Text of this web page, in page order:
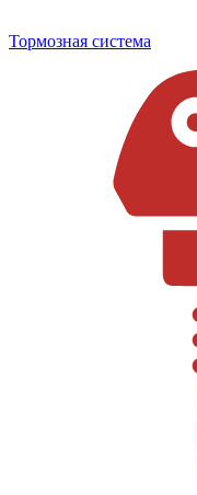
Тормозная система